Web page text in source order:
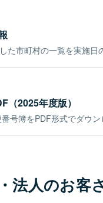
た市町村の一覧を実施日
（2025年度版）
号簿をPDF形式でダウン
法人のお客